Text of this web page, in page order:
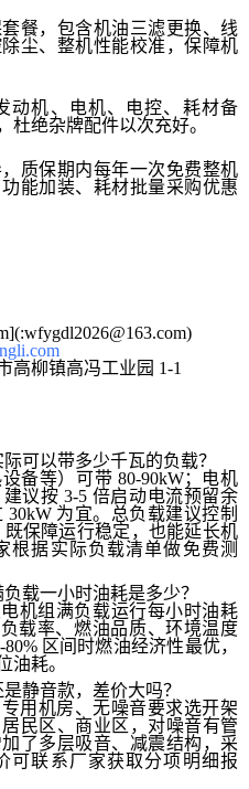
餐，包含机油三滤更换、线
尘、整机性能校准，保障机
动机、电机、电控、耗材备
杜绝杂牌配件以次充好。
质保期内每年一次免费整机
能加装、耗材批量采购优惠
高柳镇高冯工业园 1-1
可以带多少千瓦的负载？
备等）可带 80-90kW；电机
议按 3-5 倍启动电流预留余
为宜。总负载建议控制
保障运行稳定，也能延长机
根据实际负载清单做免费测
载一小时油耗是多少？
机组满负载运行每小时油耗
载率、燃油品质、环境温度
区间时燃油经济性最优，
油耗。
静音款，差价大吗？
用机房、无噪音要求选开架
民区、商业区，对噪音有管
了多层吸音、减震结构，采
可联系厂家获取分项明细报